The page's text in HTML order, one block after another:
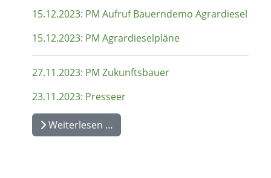
15.12.2023: PM Aufruf Bauerndemo Agrardiesel
15.12.2023: PM Agrardieselpläne
27.11.2023: PM Zukunftsbauer
23.11.2023: Presseer
Weiterlesen …